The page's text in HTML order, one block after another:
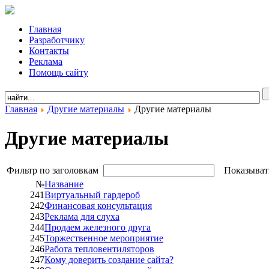
Главная
Разработчику
Контакты
Реклама
Помощь сайту
Главная Другие материалы Другие материалы
Другие материалы
Фильтр по заголовкам
№Название
241Виртуальный гардероб
242Финансовая консультация
243Реклама для слуха
244Продаем железного друга
245Торжественное мероприятие
246Работа тепловентиляторов
247Кому доверить создание сайта?